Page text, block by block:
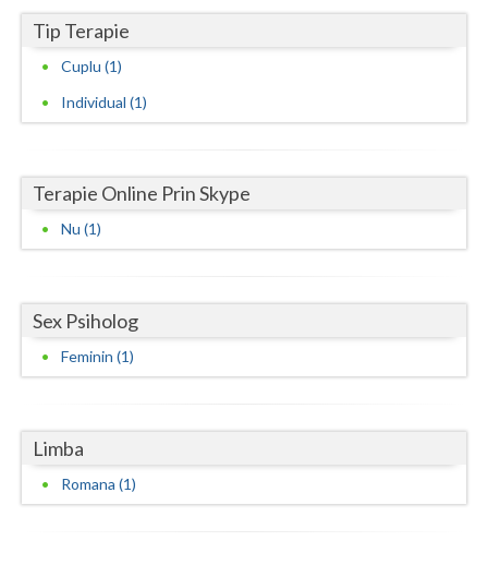
Iasi
Maramures
Mehedinti
Mures
Olt
Prahova
Satu-Mare
Sibiu
Tip Terapie
Cuplu (1)
Individual (1)
Terapie Online Prin Skype
Nu (1)
Sex Psiholog
Feminin (1)
Limba
Romana (1)